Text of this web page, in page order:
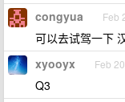
congyua Feb
可以去试驾一下
xyooyx Feb
Q3